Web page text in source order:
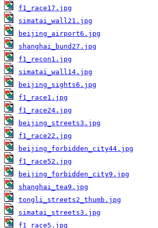
f1_race17.jpg
simatai_wall21.jpg
beijing_airport6.jpg
shanghai_bund27.jpg
f1_recon1.jpg
simatai_wall14.jpg
beijing_sights6.jpg
f1_race1.jpg
f1_race24.jpg
beijing_streets3.jpg
f1_race22.jpg
beijing_forbidden_city44.jpg
f1_race52.jpg
beijing_forbidden_city9.jpg
shanghai_tea9.jpg
tongli_streets2_thumb.jpg
simatai_streets3.jpg
f1_race5.jpg